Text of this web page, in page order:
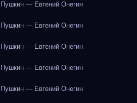
— Евгений Онегин
— Евгений Онегин
— Евгений Онегин
— Евгений Онегин
— Евгений Онегин